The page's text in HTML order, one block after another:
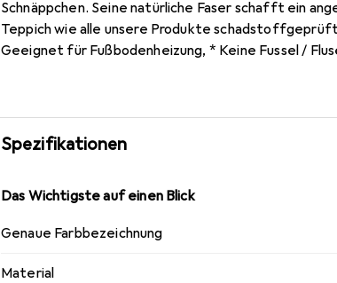
Schnäppchen. Seine natürliche Faser schafft ein
Teppich wie alle unsere Produkte
Geeignet für Fußbodenheizung, * Keine Fussel /
Spezifikationen
Das Wichtigste auf einen Blick
Genaue Farbbezeichnung
Material